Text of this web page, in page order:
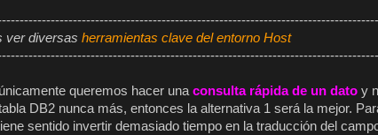
ver diversas herramientas clave del entorno Host
queremos hacer unaconsulta rápida de un dato y
DB2 nunca más, entonces la alternativa 1 será la mejor.
sentido invertir demasiado tiempo en la traducción del